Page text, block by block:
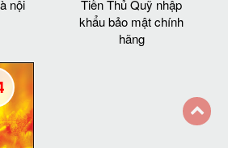
nội
Tiền Thủ Quỹ nhập
khẩu bảo mật chính
hãng